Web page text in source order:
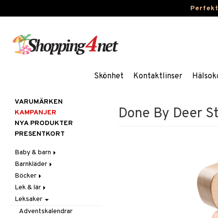
Skönhet Kontaktlinser
Done By Deer
VARUMÄRKEN
KAMPANJER
NYA PRODUKTER
PRESENTKORT
Baby & barn
Accessoarer
För håret
Hattar & Mössor
Övrigt
Plånböcker
Aktivitet
Babygym
Babysitters
Bit & Skallra
Äta
Barnservis
Haklappar
Badrockar & Handdukar
Barnvagnstillbehör
Barnkläder
Accessoarer
Kepsar & Solhattar
Badkläder & UV-kläder
Klänningar
Nederdelar
Böcker
Dagböcker
Läs & Lär
Målarböcker
Lek & lär
Experiment
Inlärningsspel
Leksaker
Adventskalendrar